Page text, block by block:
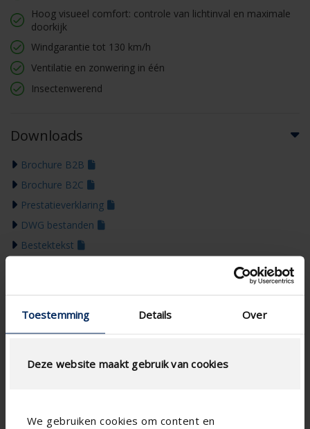
Toestemming Details Over
Deze website maakt gebruik van cookies
We gebruiken cookies om content en
Hoog visueel comfort: controle van lichtinval en maximale
doorkijk
Windgarantie tot 130 km/h
Ventilatie en zonwering in één
Insectenwerend
Downloads
Brochure B2B
Brochure B2C
Prestatieverklaring
DWG bestanden
Bestektekst
Kleurengids 2026